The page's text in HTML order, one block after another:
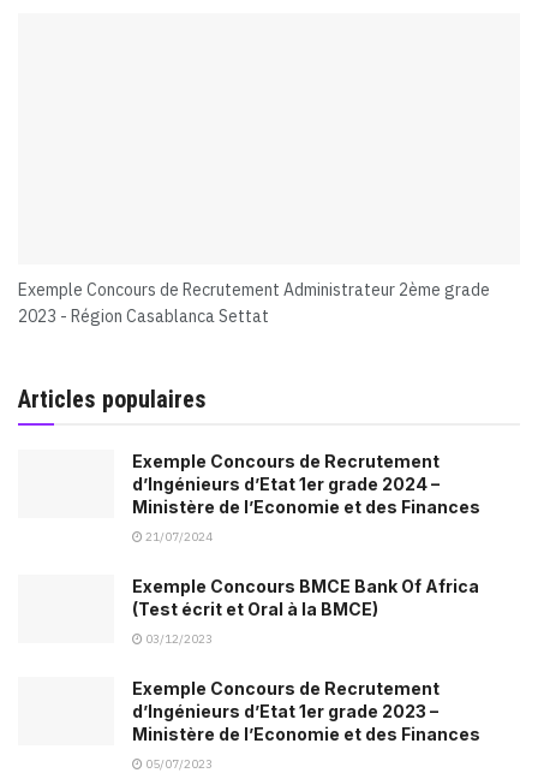
Exemple Concours de Recrutement Administrateur 2ème grade
2023 - Région Casablanca Settat
Articles populaires
Exemple Concours de Recrutement
d’Ingénieurs d’Etat 1er grade 2024 –
Ministère de l’Economie et des Finances
21/07/2024
Exemple Concours BMCE Bank Of Africa
(Test écrit et Oral à la BMCE)
03/12/2023
Exemple Concours de Recrutement
d’Ingénieurs d’Etat 1er grade 2023 –
Ministère de l’Economie et des Finances
05/07/2023